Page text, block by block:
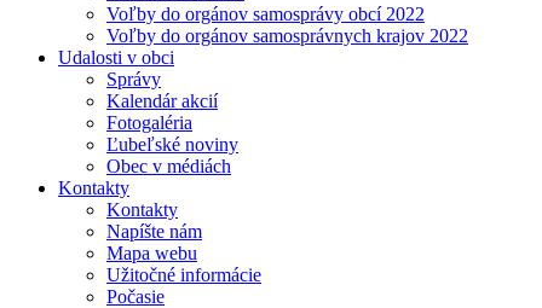
Voľby do orgánov samosprávy obcí 2022
Voľby do orgánov samosprávnych krajov 2022
Udalosti v obci
Správy
Kalendár akcií
Fotogaléria
Ľubeľské noviny
Obec v médiách
Kontakty
Kontakty
Napíšte nám
Mapa webu
Užitočné informácie
Počasie